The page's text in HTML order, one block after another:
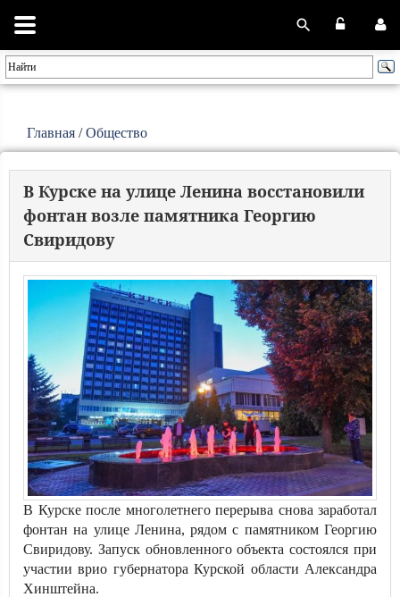
Главная /Общество
В Курске на улице Ленина восстановили
фонтан возле памятника Георгию
Свиридову
В Курске после многолетнего перерыва снова заработал
фонтан на улице Ленина, рядом с памятником Георгию
Свиридову. Запуск обновленного объекта состоялся при
участии врио губернатора Курской области Александра
Хинштейна.